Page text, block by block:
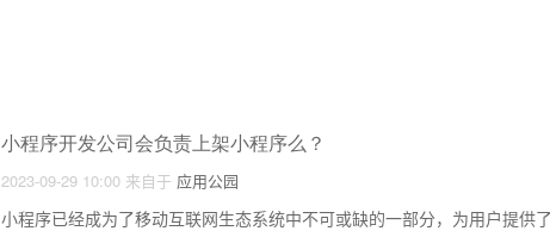
小程序开发公司会负责上架小程序么？
2023-09-29 10:00 来自于 应用公园
小程序已经成为了移动互联网生态系统中不可或缺的一部分，为用户提供